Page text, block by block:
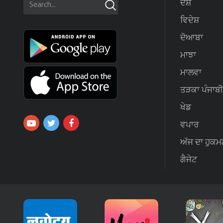
ਦੇਸ਼
ਵਿਦੇਸ਼
ਦੋਆਬਾ
ਮਾਝਾ
ਮਾਲਵਾ
ਤੜਕਾ ਪੰਜਾਬੀ
ਖੇਡ
ਵਪਾਰ
ਅੱਜ ਦਾ
ਗੈਜੇਟ